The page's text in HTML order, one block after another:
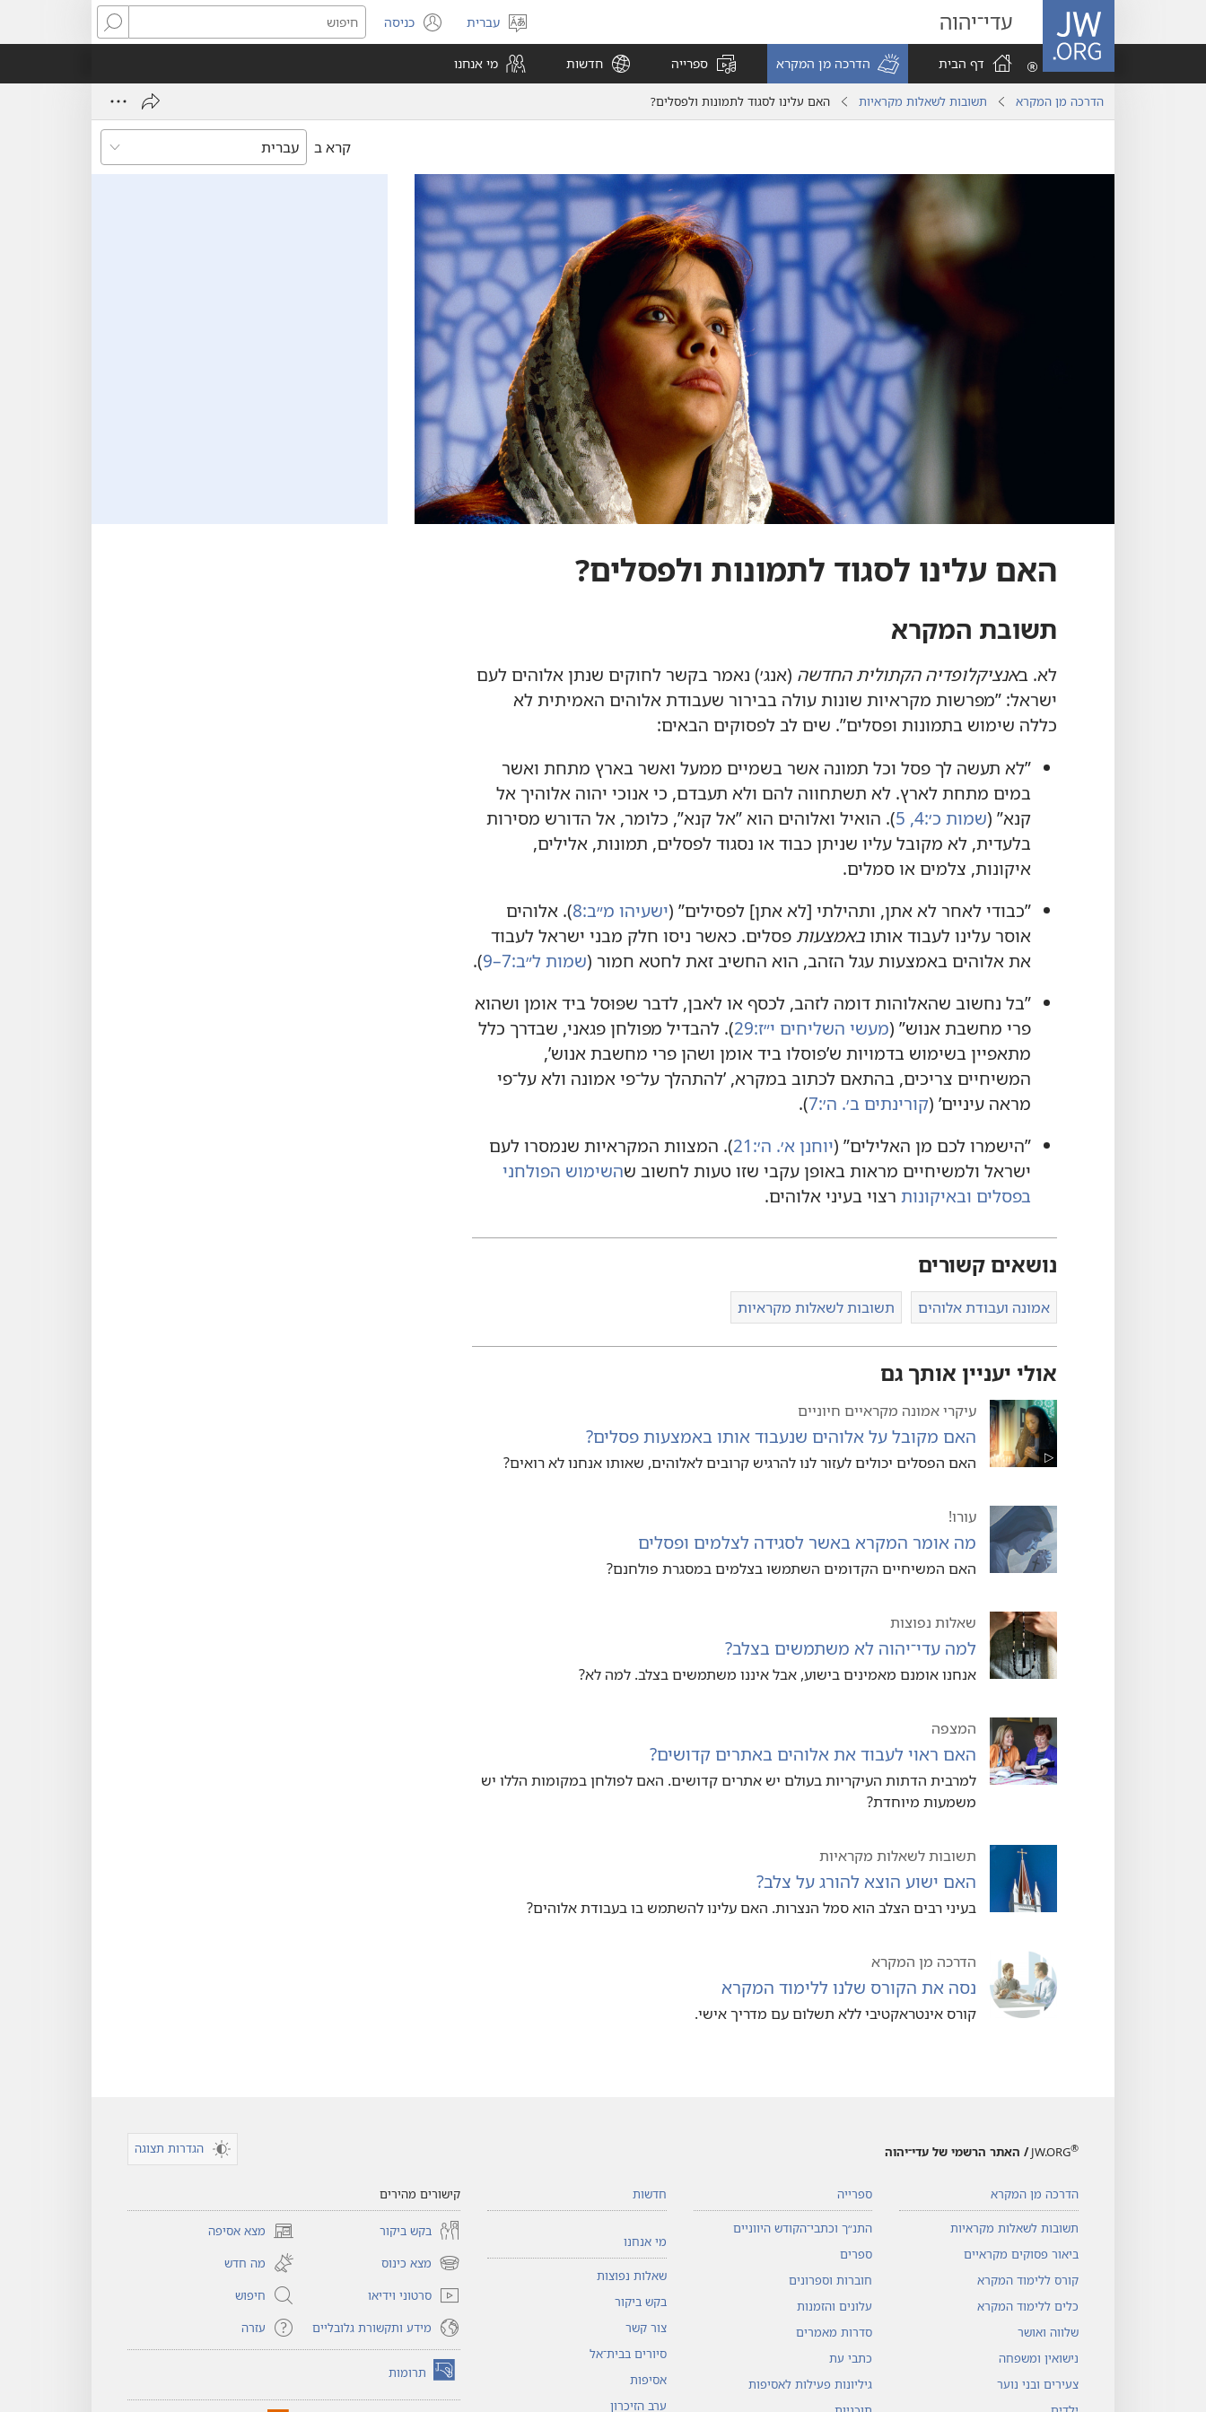
JW.ORG עדי־יהוה
בחר
שפה
עברית כניסה
(פותח
חלון
חיפוש
דף הבית
הדרכה מן המקרא ספרייה חדשות מי אנחנו
הדרכה מן המקרא תשובות לשאלות מקראיות האם עלינו לסגוד לתמונות ולפסלים?‏
קרא ב
האם עלינו לסגוד לתמונות ולפסלים?‏
תשובת המקרא
לא.‏ באנציקלופדיה הקתולית החדשה (‏אנג׳)‏ נאמר בקשר לחוקים שנתן אלוהים לעם
ישראל:‏ ”‏מפרשות מקראיות שונות עולה בבירור שעבודת אלוהים האמיתית לא
כללה שימוש בתמונות ופסלים”‏.‏ שים לב לפסוקים הבאים:‏
”‏לא תעשה לך פסל וכל תמונה אשר בשמיים ממעל ואשר בארץ מתחת ואשר
במים מתחת לארץ.‏ לא תשתחווה להם ולא תעבדם,‏ כי אנוכי יהוה אלוהיך אל
קנא”‏ (‏שמות כ׳:‏4,‏ 5
‏)‏.‏ הואיל ואלוהים הוא ”‏אל קנא”‏,‏ כלומר,‏ אל הדורש מסירות
בלעדית,‏ לא מקובל עליו שניתן כבוד או נסגוד לפסלים,‏ תמונות,‏ אלילים,‏
איקונות,‏ צלמים או סמלים.‏
”‏כבודי לאחר לא אתן,‏ ותהילתי [‏לא אתן]‏ לפסילים”‏ (‏ישעיהו מ״ב:‏8 ‏)‏.‏ אלוהים
אוסר עלינו לעבוד אותובאמצעותפסלים.‏ כאשר ניסו חלק מבני ישראל לעבוד
את אלוהים באמצעות עגל הזהב,‏ הוא החשיב זאת לחטא חמור (‏שמות ל״ב:‏7–9
‏)‏.‏
”‏בל נחשוב שהאלוהות דומה לזהב,‏ לכסף או לאבן,‏ לדבר שפּוּסל ביד אומן ושהוא
פרי מחשבת אנוש”‏ (‏מעשי השליחים י״ז:‏29
‏)‏.‏ להבדיל מפולחן פגאני,‏ שבדרך כלל
מתאפיין בשימוש בדמויות ש’‏פוסלו ביד אומן ושהן פרי מחשבת אנוש’‏,‏
המשיחיים צריכים,‏ בהתאם לכתוב במקרא,‏ ’‏להתהלך על־פי אמונה ולא על־פי
מראה עיניים’‏ (‏קורינתים ב׳.‏ ה׳:‏7 ‏)‏.‏
”‏הישמרו לכם מן האלילים”‏ (‏יוחנן א׳.‏ ה׳:‏21
‏)‏.‏ המצוות המקראיות שנמסרו לעם
ישראל ולמשיחיים מראות באופן עקבי שזו טעות לחשוב שהשימוש הפולחני
בפסלים ובאיקונותרצוי בעיני אלוהים.‏
נושאים קשורים
אמונה ועבודת אלוהים תשובות לשאלות מקראיות
אולי יעניין אותך גם
עיקרי אמונה מקראיים חיוניים
האם מקובל על אלוהים שנעבוד אותו באמצעות פסלים?‏
האם הפסלים יכולים לעזור לנו להרגיש קרובים לאלוהים,‏ שאותו אנחנו לא רואים?‏
‫עורו!‫
מה אומר המקרא באשר לסגידה לצלמים ופסלים
האם המשיחיים הקדומים השתמשו בצלמים במסגרת פולחנם?‏
שאלות נפוצות
למה עדי־יהוה לא משתמשים בצלב?‏
אנחנו אומנם מאמינים בישוע,‏ אבל איננו משתמשים בצלב.‏ למה לא?‏
המצפה
האם ראוי לעבוד את אלוהים באתרים קדושים?‏
למרבית הדתות העיקריות בעולם יש אתרים קדושים.‏ האם לפולחן במקומות הללו יש
משמעות מיוחדת?‏
תשובות לשאלות מקראיות
האם ישוע הוצא להורג על צלב?‏
בעיני רבים הצלב הוא סמל הנצרות.‏ האם עלינו להשתמש בו בעבודת אלוהים?‏
הדרכה מן המקרא
נסה את הקורס שלנו ללימוד המקרא
קורס אינטראקטיבי ללא תשלום עם מדריך אישי.‏
JW.ORG® / האתר הרשמי של עדי־יהוה הגדרות תצוגה
הדרכה מן המקרא
תשובות לשאלות מקראיות
ביאור פסוקים מקראיים
קורס ללימוד המקרא
כלים ללימוד המקרא
שלווה ואושר
נישואין ומשפחה
צעירים ובני נוער
ספרייה
התנ״ך וכתבי־הקודש היווניים
ספרים
חוברות וספרונים
עלונים והזמנות
סדרות מאמרים
כתבי עת
גיליונות פעילות לאסיפות
חדשות
מי אנחנו
שאלות נפוצות
בקש ביקור
צור קשר
סיורים בבית־אל
אסיפות
ערב הזיכרון
קישורים מהירים
בקש ביקור מצא אסיפה(פותח
חלון
חדש)
מצא כינוס(פותח
חלון
חדש)
מה חדש
סרטוני וידיאו
חיפוש
מידע ותקשורת גלובליים
עזרה
תרומות (פותח
חלון